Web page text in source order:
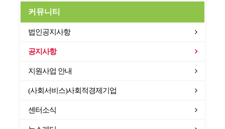
커뮤니티
법인공지사항
공지사항
지원사업 안내
(사회서비스)사회적경제기업
센터소식